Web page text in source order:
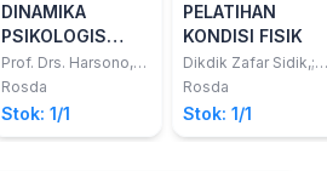
DINAMIKA
PSIKOLOGIS
DALAM
PELATIHAN
OLAHRAGA
Prof. Drs. Harsono,
M.Sc.
Rosda
Stok: 1/1
PELATIHAN
KONDISI FISIK
Dikdik Zafar Sidik,;
dkk
Rosda
Stok: 1/1